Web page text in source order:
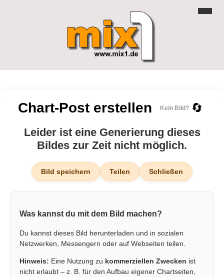
Chart-Post erstellen Kein Bild? 🔄
Leider ist eine Generierung dieses
Bildes zur Zeit nicht möglich.
Bild speichern Teilen Schließen
Was kannst du mit dem Bild machen?
Du kannst dieses Bild herunterladen und in sozialen
Netzwerken, Messengern oder auf Webseiten teilen.
Hinweis: Eine Nutzung zu kommerziellen Zwecken ist
nicht erlaubt – z. B. für den Aufbau eigener Chartseiten,